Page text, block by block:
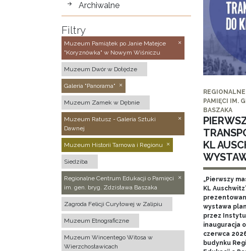
Archiwalne
Filtry
Muzeum Pamiątek po Janie Matejce
"Koryznówka" w Nowym Wiśniczu
Muzeum Dwór w Dołędze
Galeria "Panorama"
Muzeum Zamek w Dębnie
Muzeum Ratusz - Galeria Sztuki
Dawnej
Muzeum Historii Tarnowa i Regionu
Siedziba
Regionalne Centrum Edukacji o Pamięci
im. gen. bryg. Zdzisława Baszaka
Zagroda Felicji Curyłowej w Zalipiu
Muzeum Etnograficzne
Muzeum Wincentego Witosa w
Wierzchosławicach
PAMIĘCI IM.
BASZAKA
KL
„Pierwszy
KL
wystawa
przez
inauguracja
czerwca
budynku